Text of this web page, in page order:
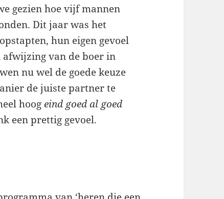
gezien hoe vijf mannen
Dit jaar was het
hun eigen gevoel
afwijzing van de boer in
nu wel de goede keuze
de juiste partner te
hoogeind goed al goed
een prettig gevoel.